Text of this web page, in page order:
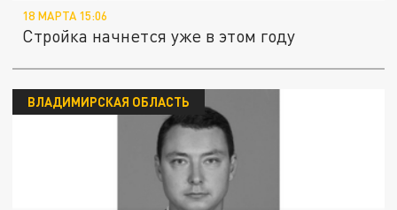
18 МАРТА 15:06
Стройка начнется уже в этом году
ВЛАДИМИРСКАЯ ОБЛАСТЬ